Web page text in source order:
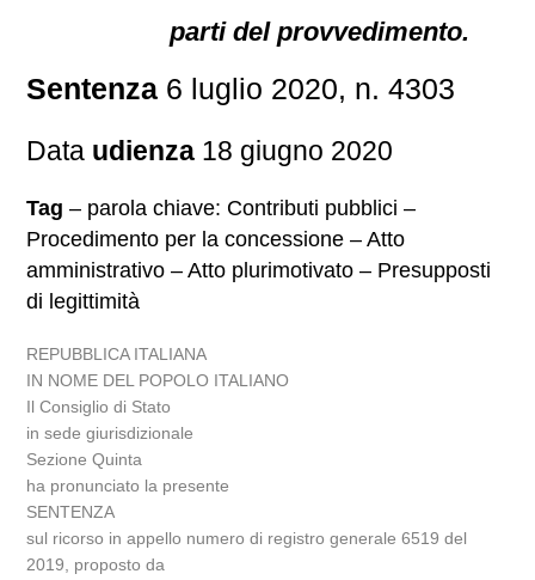
parti del provvedimento.
Sentenza 6 luglio 2020, n. 4303
Data udienza 18 giugno 2020
Tag – parola chiave: Contributi pubblici –
Procedimento per la concessione – Atto
amministrativo – Atto plurimotivato – Presupposti
di legittimità
REPUBBLICA ITALIANA
IN NOME DEL POPOLO ITALIANO
Il Consiglio di Stato
in sede giurisdizionale
Sezione Quinta
ha pronunciato la presente
SENTENZA
sul ricorso in appello numero di registro generale 6519 del
2019, proposto da